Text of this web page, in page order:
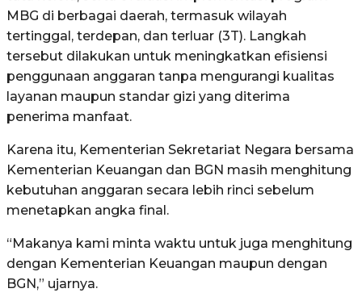
MBG di berbagai daerah, termasuk wilayah
tertinggal, terdepan, dan terluar (3T). Langkah
tersebut dilakukan untuk meningkatkan efisiensi
penggunaan anggaran tanpa mengurangi kualitas
layanan maupun standar gizi yang diterima
penerima manfaat.
Karena itu, Kementerian Sekretariat Negara bersama
Kementerian Keuangan dan BGN masih menghitung
kebutuhan anggaran secara lebih rinci sebelum
menetapkan angka final.
“Makanya kami minta waktu untuk juga menghitung
dengan Kementerian Keuangan maupun dengan
BGN,” ujarnya.